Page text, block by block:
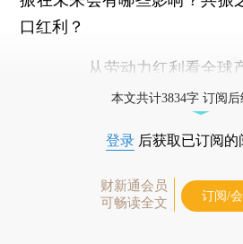
口红利？
从劳动力红利看全球
本文共计3834字 订阅
登录 后获取已订阅的
财新通会员
可畅读全文
订阅/